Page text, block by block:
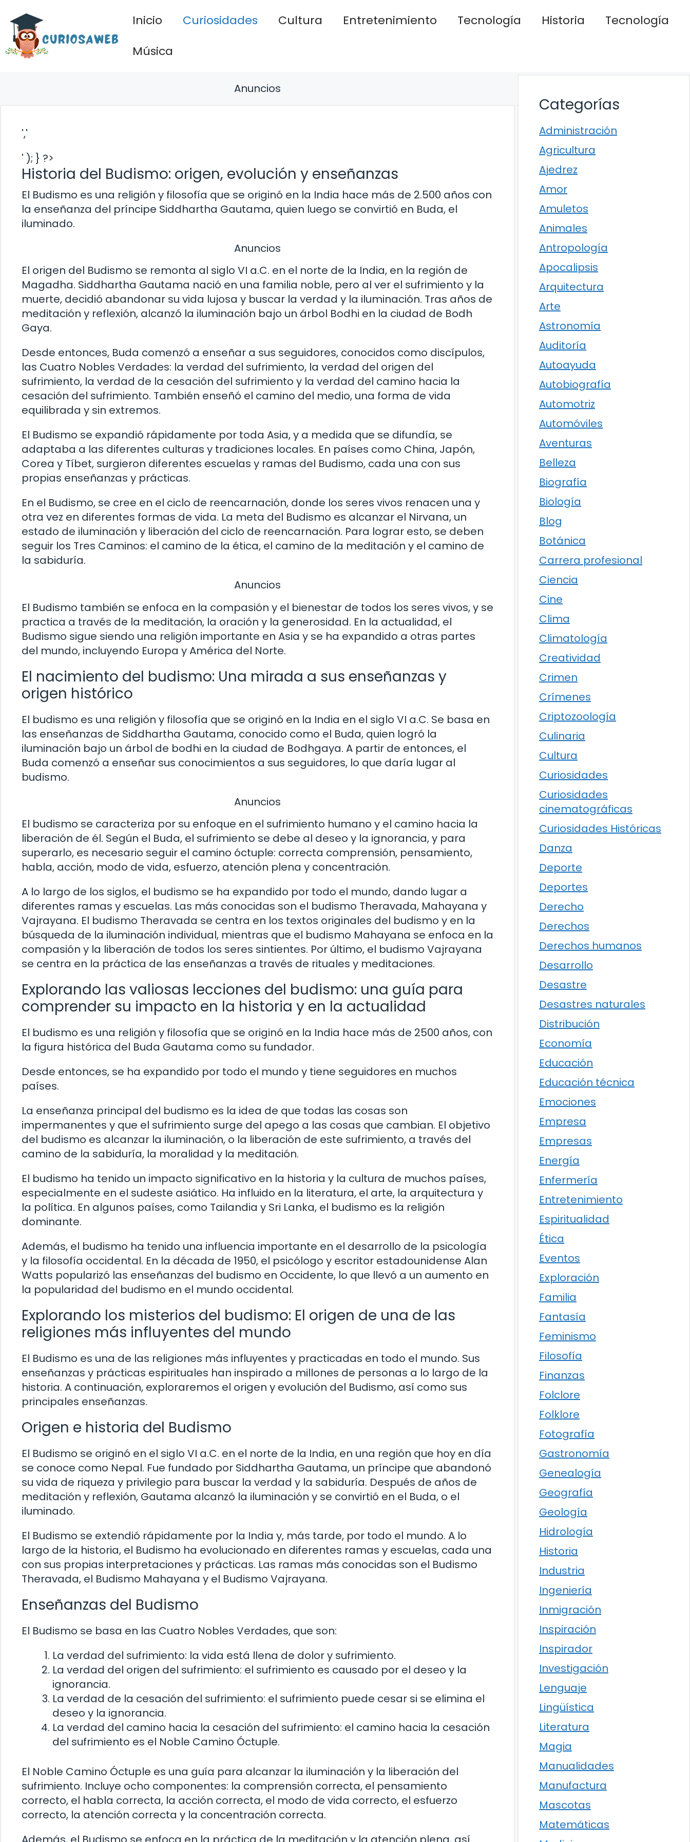
contenido
Inicio Curiosidades Cultura Entretenimiento Tecnología Historia
Tecnología
Música
Anuncios
','
' ); } ?>
Historia del Budismo: origen, evolución y enseñanzas
El Budismo es una religión y filosofía que se originó en la India hace más de 2.500 años con
la enseñanza del príncipe Siddhartha Gautama, quien luego se convirtió en Buda, el
iluminado.
Anuncios
El origen del Budismo se remonta al siglo VI a.C. en el norte de la India, en la región de
Magadha. Siddhartha Gautama nació en una familia noble, pero al ver el sufrimiento y la
muerte, decidió abandonar su vida lujosa y buscar la verdad y la iluminación. Tras años de
meditación y reflexión, alcanzó la iluminación bajo un árbol Bodhi en la ciudad de Bodh
Gaya.
Desde entonces, Buda comenzó a enseñar a sus seguidores, conocidos como discípulos,
las Cuatro Nobles Verdades: la verdad del sufrimiento, la verdad del origen del
sufrimiento, la verdad de la cesación del sufrimiento y la verdad del camino hacia la
cesación del sufrimiento. También enseñó el camino del medio, una forma de vida
equilibrada y sin extremos.
El Budismo se expandió rápidamente por toda Asia, y a medida que se difundía, se
adaptaba a las diferentes culturas y tradiciones locales. En países como China, Japón,
Corea y Tíbet, surgieron diferentes escuelas y ramas del Budismo, cada una con sus
propias enseñanzas y prácticas.
En el Budismo, se cree en el ciclo de reencarnación, donde los seres vivos renacen una y
otra vez en diferentes formas de vida. La meta del Budismo es alcanzar el Nirvana, un
estado de iluminación y liberación del ciclo de reencarnación. Para lograr esto, se deben
seguir los Tres Caminos: el camino de la ética, el camino de la meditación y el camino de
la sabiduría.
Anuncios
El Budismo también se enfoca en la compasión y el bienestar de todos los seres vivos, y se
practica a través de la meditación, la oración y la generosidad. En la actualidad, el
Budismo sigue siendo una religión importante en Asia y se ha expandido a otras partes
del mundo, incluyendo Europa y América del Norte.
El nacimiento del budismo: Una mirada a sus enseñanzas y
origen histórico
El budismo es una religión y filosofía que se originó en la India en el siglo VI a.C. Se basa en
las enseñanzas de Siddhartha Gautama, conocido como el Buda, quien logró la
iluminación bajo un árbol de bodhi en la ciudad de Bodhgaya. A partir de entonces, el
Buda comenzó a enseñar sus conocimientos a sus seguidores, lo que daría lugar al
budismo.
Anuncios
El budismo se caracteriza por su enfoque en el sufrimiento humano y el camino hacia la
liberación de él. Según el Buda, el sufrimiento se debe al deseo y la ignorancia, y para
superarlo, es necesario seguir el camino óctuple: correcta comprensión, pensamiento,
habla, acción, modo de vida, esfuerzo, atención plena y concentración.
A lo largo de los siglos, el budismo se ha expandido por todo el mundo, dando lugar a
diferentes ramas y escuelas. Las más conocidas son el budismo Theravada, Mahayana y
Vajrayana. El budismo Theravada se centra en los textos originales del budismo y en la
búsqueda de la iluminación individual, mientras que el budismo Mahayana se enfoca en la
compasión y la liberación de todos los seres sintientes. Por último, el budismo Vajrayana
se centra en la práctica de las enseñanzas a través de rituales y meditaciones.
Explorando las valiosas lecciones del budismo: una guía para
comprender su impacto en la historia y en la actualidad
El budismo es una religión y filosofía que se originó en la India hace más de 2500 años, con
la figura histórica del Buda Gautama como su fundador.
Desde entonces, se ha expandido por todo el mundo y tiene seguidores en muchos
países.
La enseñanza principal del budismo es la idea de que todas las cosas son
impermanentes y que el sufrimiento surge del apego a las cosas que cambian. El objetivo
del budismo es alcanzar la iluminación, o la liberación de este sufrimiento, a través del
camino de la sabiduría, la moralidad y la meditación.
El budismo ha tenido un impacto significativo en la historia y la cultura de muchos países,
especialmente en el sudeste asiático. Ha influido en la literatura, el arte, la arquitectura y
la política. En algunos países, como Tailandia y Sri Lanka, el budismo es la religión
dominante.
Además, el budismo ha tenido una influencia importante en el desarrollo de la psicología
y la filosofía occidental. En la década de 1950, el psicólogo y escritor estadounidense Alan
Watts popularizó las enseñanzas del budismo en Occidente, lo que llevó a un aumento en
la popularidad del budismo en el mundo occidental.
Explorando los misterios del budismo: El origen de una de las
religiones más influyentes del mundo
El Budismo es una de las religiones más influyentes y practicadas en todo el mundo. Sus
enseñanzas y prácticas espirituales han inspirado a millones de personas a lo largo de la
historia. A continuación, exploraremos el origen y evolución del Budismo, así como sus
principales enseñanzas.
Origen e historia del Budismo
El Budismo se originó en el siglo VI a.C. en el norte de la India, en una región que hoy en día
se conoce como Nepal. Fue fundado por Siddhartha Gautama, un príncipe que abandonó
su vida de riqueza y privilegio para buscar la verdad y la sabiduría. Después de años de
meditación y reflexión, Gautama alcanzó la iluminación y se convirtió en el Buda, o el
iluminado.
El Budismo se extendió rápidamente por la India y, más tarde, por todo el mundo. A lo
largo de la historia, el Budismo ha evolucionado en diferentes ramas y escuelas, cada una
con sus propias interpretaciones y prácticas. Las ramas más conocidas son el Budismo
Theravada, el Budismo Mahayana y el Budismo Vajrayana.
Enseñanzas del Budismo
El Budismo se basa en las Cuatro Nobles Verdades, que son:
La verdad del sufrimiento: la vida está llena de dolor y sufrimiento.
La verdad del origen del sufrimiento: el sufrimiento es causado por el deseo y la
ignorancia.
La verdad de la cesación del sufrimiento: el sufrimiento puede cesar si se elimina el
deseo y la ignorancia.
La verdad del camino hacia la cesación del sufrimiento: el camino hacia la cesación
del sufrimiento es el Noble Camino Óctuple.
El Noble Camino Óctuple es una guía para alcanzar la iluminación y la liberación del
sufrimiento. Incluye ocho componentes: la comprensión correcta, el pensamiento
correcto, el habla correcta, la acción correcta, el modo de vida correcto, el esfuerzo
correcto, la atención correcta y la concentración correcta.
Categorías
Administración
Agricultura
Ajedrez
Amor
Amuletos
Animales
Antropología
Apocalipsis
Arquitectura
Arte
Astronomía
Auditoría
Autoayuda
Autobiografía
Automotriz
Automóviles
Aventuras
Belleza
Biografía
Biología
Blog
Botánica
Carrera profesional
Ciencia
Cine
Clima
Climatología
Creatividad
Crimen
Crímenes
Criptozoología
Culinaria
Cultura
Curiosidades
Curiosidades
cinematográficas
Curiosidades Históricas
Danza
Deporte
Deportes
Derecho
Derechos
Derechos humanos
Desarrollo
Desastre
Desastres naturales
Distribución
Economía
Educación
Educación técnica
Emociones
Empresa
Empresas
Energía
Enfermería
Entretenimiento
Espiritualidad
Ética
Eventos
Exploración
Familia
Fantasía
Feminismo
Filosofía
Finanzas
Folclore
Folklore
Fotografía
Gastronomía
Genealogía
Geografía
Geología
Hidrología
Historia
Industria
Ingeniería
Inmigración
Inspiración
Inspirador
Investigación
Lenguaje
Lingüística
Literatura
Magia
Manualidades
Manufactura
Mascotas
Matemáticas